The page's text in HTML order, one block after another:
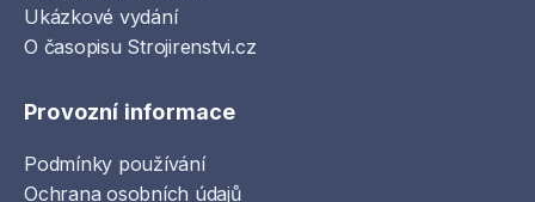
Ukázkové vydání
O časopisu Strojirenstvi.cz
Provozní informace
Podmínky používání
Ochrana osobních údajů